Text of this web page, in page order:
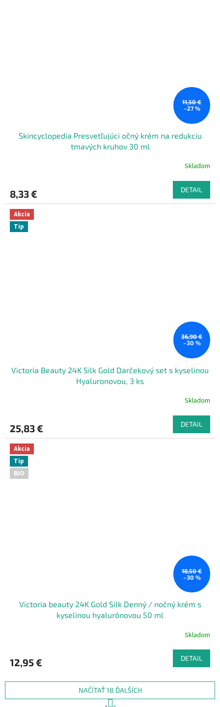
11,50 €
–27 %
Skincyclopedia Presvetľujúci očný krém na redukciu
tmavých kruhov 30 ml
Skladom
8,33 € DETAIL
Akcia
Tip
36,90 €
–30 %
Victoria Beauty 24K Silk Gold Darčekový set s kyselinou
Hyaluronovou, 3 ks
Skladom
25,83 € DETAIL
Akcia
Tip
BIO
18,50 €
–30 %
Victoria beauty 24K Gold Silk Denný / nočný krém s
kyselinou hyalurónovou 50 ml
Skladom
12,95 € DETAIL
NAČÍTAŤ 18 ĎALŠÍCH